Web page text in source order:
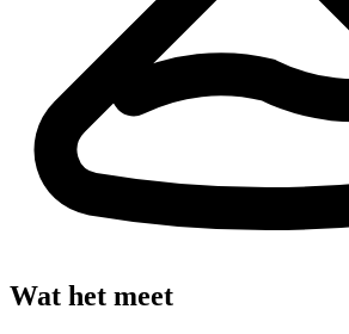
Wat het meet